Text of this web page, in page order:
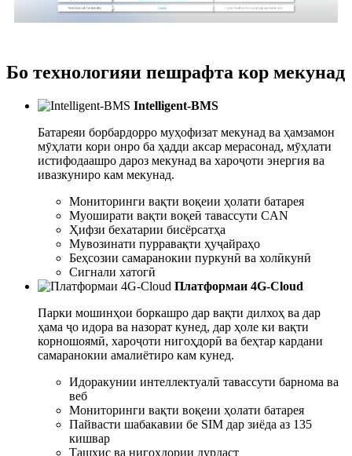
Бо технологияи пешрафта кор мекунад
Intelligent-BMS
Батареяи борбардорро муҳофизат мекунад ва ҳамзамон
мӯҳлати кори онро ба ҳадди аксар мерасонад, мӯҳлати
истифодаашро дароз мекунад ва хароҷоти энергия ва
ивазкуниро кам мекунад.
Мониторинги вақти воқеии ҳолати батарея
Муоширати вақти воқеӣ тавассути CAN
Ҳифзи бехатарии бисёрсатҳа
Мувозинати пурравақти ҳуҷайраҳо
Беҳсозии самаранокии пуркунӣ ва холӣкунӣ
Сигнали хатогӣ
Платформаи 4G-Cloud
Парки мошинҳои боркашро дар вақти дилхоҳ ва дар
ҳама ҷо идора ва назорат кунед, дар ҳоле ки вақти
корношоямӣ, хароҷоти нигоҳдорӣ ва беҳтар кардани
самаранокии амалиётиро кам кунед.
Идоракунии интеллектуалӣ тавассути барнома ва
веб
Мониторинги вақти воқеии ҳолати батарея
Пайвасти шабакавии бе SIM дар зиёда аз 135
кишвар
Ташхис ва нигоҳдории дурдаст